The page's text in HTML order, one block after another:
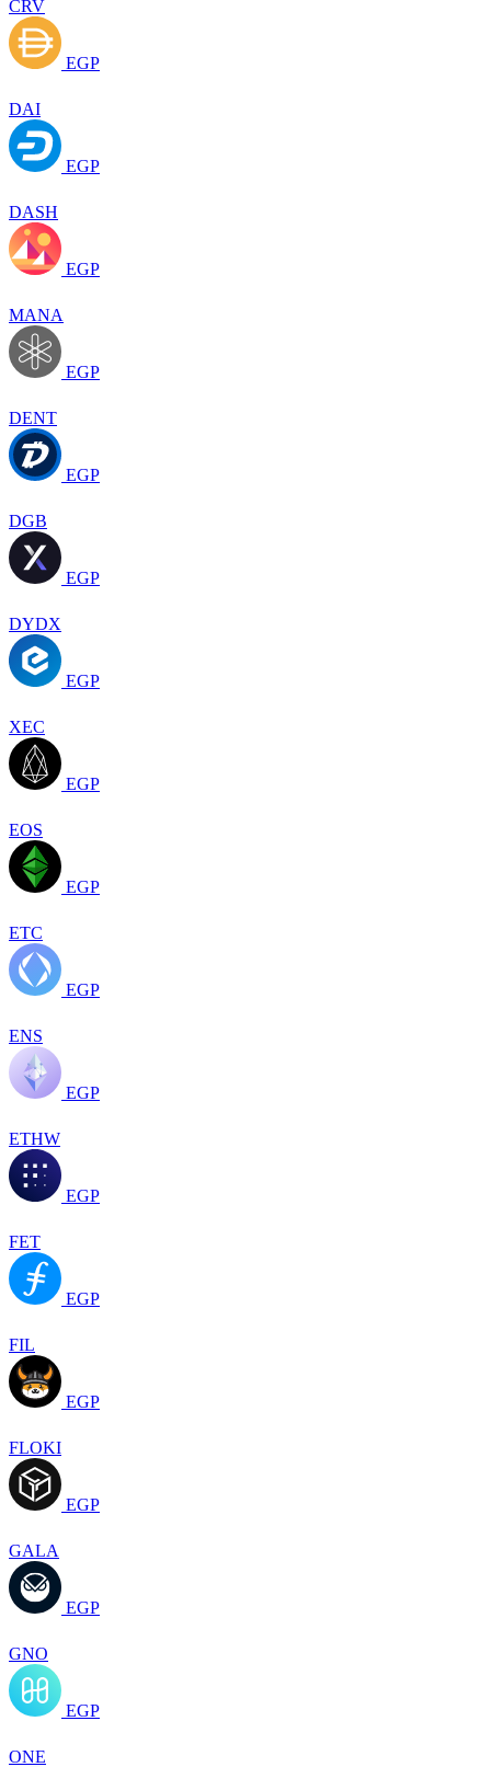
CRV
EGP
DAI
EGP
DASH
EGP
MANA
EGP
DENT
EGP
DGB
EGP
DYDX
EGP
XEC
EGP
EOS
EGP
ETC
EGP
ENS
EGP
ETHW
EGP
FET
EGP
FIL
EGP
FLOKI
EGP
GALA
EGP
GNO
EGP
ONE